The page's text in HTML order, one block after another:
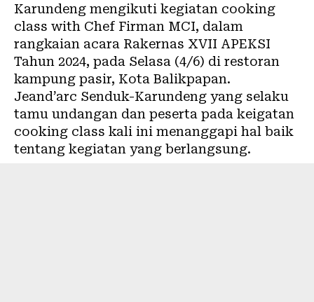
Karundeng mengikuti kegiatan cooking
class with Chef Firman MCI, dalam
rangkaian acara Rakernas XVII APEKSI
Tahun 2024, pada Selasa (4/6) di restoran
kampung pasir, Kota Balikpapan.
Jeand’arc Senduk-Karundeng yang selaku
tamu undangan dan peserta pada keigatan
cooking class kali ini menanggapi hal baik
tentang kegiatan yang berlangsung.